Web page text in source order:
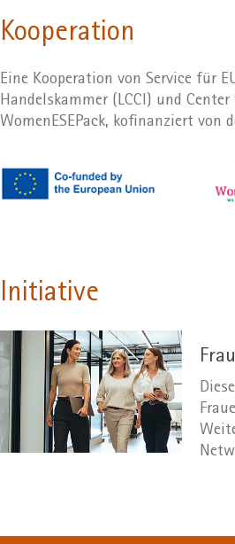
Kooperation
Eine Kooperation von Service für
Handelskammer (LCCI) und
WomenESEPack, kofinanziert von
Initiative